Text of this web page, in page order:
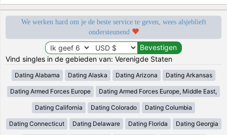
We werken hard om je de beste service te geven, wees alsjeblieft
ondersteunend
Vind singles in de gebieden van: Verenigde Staten
Dating Alabama Dating Alaska Dating Arizona Dating Arkansas
Dating Armed Forces Europe Dating Armed Forces Europe, Middle East,
Dating California Dating Colorado Dating Columbia
Dating Connecticut Dating Delaware Dating Florida Dating Georgia